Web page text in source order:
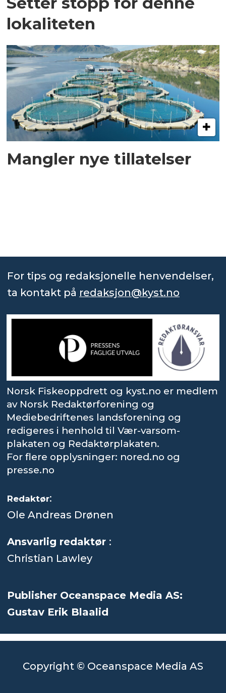
lokaliteten
Mangler nye tillatelser
For tips og redaksjonelle henvendelser,
ta kontakt på redaksjon@kyst.no
Norsk Fiskeoppdrett og kyst.no er medlem
av Norsk Redaktørforening og
Mediebedriftenes landsforening og
redigeres i henhold til Vær-varsom-
plakaten og Redaktørplakaten.
For flere opplysninger: nored.no og
presse.no
Redaktør:
Ole Andreas Drønen
Ansvarlig redaktør :
Christian Lawley
Publisher Oceanspace Media AS:
Gustav Erik Blaalid
Copyright © Oceanspace Media AS